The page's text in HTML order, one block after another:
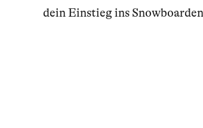
dein Einstieg ins